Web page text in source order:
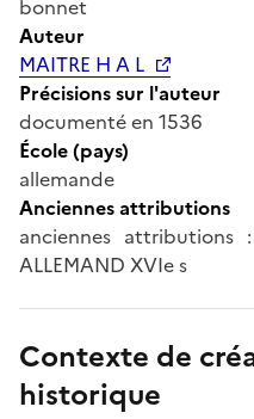
bonnet
Auteur
MAITRE H A L
Précisions sur l'auteur
documenté en 1536
École (pays)
allemande
Anciennes attributions
anciennes attributions
ALLEMAND XVIe s
Contexte de
historique